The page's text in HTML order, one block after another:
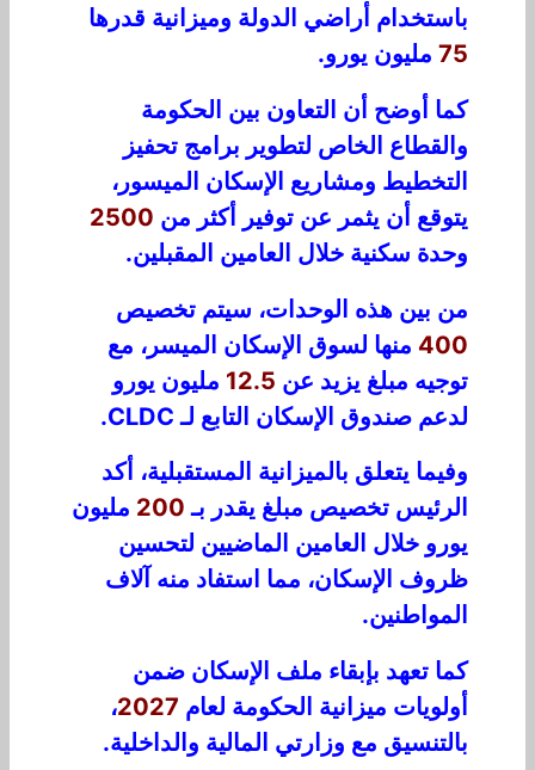
باستخدام أراضي الدولة وميز نية قدر ها
75 مليون يورو.
كما وضح ن التعاون بين الحكومة
والقطاع الخاص لتطوير برامج تحفيز
التخطيط ومشاريع الإسكان لميسور،
يتوقع أن يثمر عن توفير أكثر من 2500
وحدة سكنية خلال العامين المقبلين.
من بين هذه الوحدات، سيتم تخصيص
400 منها لسوق الإسكان الميسر، مع
توجيه مبلغ يزيد عن 12.5 مليون يورو
لدعم صندوق الإسكان التابع لـCLDC
.
وفيما يتعلق بالميزا نية المستقبلية، أكد
لرئيس تخصيص مبلغ يقدر بـ 200 مليون
يورو خلال العامين الماضيين لتحسين
ظر وف الإسكان، مما استفاد منه آلاف
المواطنين.
كما تعهد بإبقاء ملف الإسكان ضمن
أولويات ميزانية ا لحكومة لعام 2027،
بالتنسيق مع وز ر تي المالية والداخلية.